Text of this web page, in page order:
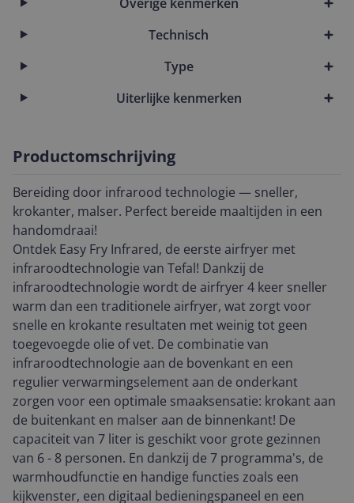
Technisch
Type
Uiterlijke kenmerken
Productomschrijving
Bereiding door infrarood technologie — sneller,
krokanter, malser. Perfect bereide maaltijden in een
handomdraai!
Ontdek Easy Fry Infrared, de eerste airfryer met
infraroodtechnologie van Tefal! Dankzij de
infraroodtechnologie wordt de airfryer 4 keer sneller
warm dan een traditionele airfryer, wat zorgt voor
snelle en krokante resultaten met weinig tot geen
toegevoegde olie of vet. De combinatie van
infraroodtechnologie aan de bovenkant en een
regulier verwarmingselement aan de onderkant
zorgen voor een optimale smaaksensatie: krokant aan
de buitenkant en malser aan de binnenkant! De
capaciteit van 7 liter is geschikt voor grote gezinnen
van 6 - 8 personen. En dankzij de 7 programma's, de
warmhoudfunctie en handige functies zoals een
kijkvenster, een digitaal bedieningspaneel en een